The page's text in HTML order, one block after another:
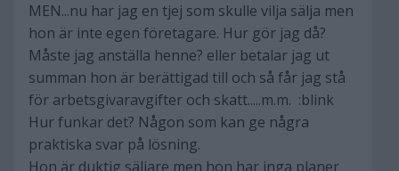
MEN...nu har jag en tjej som skulle vilja sälja men
hon är inte egen företagare. Hur gör jag då?
Måste jag anställa henne? eller betalar jag ut
summan hon är berättigad till och så får jag stå
för arbetsgivaravgifter och skatt.....m.m. :blink
Hur funkar det? Någon som kan ge några
praktiska svar på lösning.
Hon är duktig säljare men hon har inga planer